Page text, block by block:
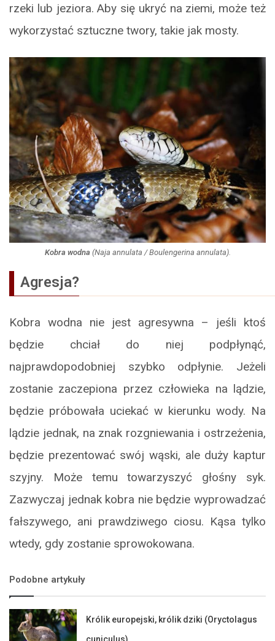
rzeki lub jeziora. Aby się ukryć na ziemi, może też
wykorzystać sztuczne twory, takie jak mosty.
Kobra wodna (Naja annulata /Boulengerina annulata).
Agresja?
Kobra wodna nie jest agresywna – jeśli ktoś
będzie chciał do niej podpłynąć,
najprawdopodobniej szybko odpłynie. Jeżeli
zostanie zaczepiona przez człowieka na lądzie,
będzie próbowała uciekać w kierunku wody. Na
lądzie jednak, na znak rozgniewania i ostrzeżenia,
będzie prezentować swój wąski, ale duży kaptur
szyjny. Może temu towarzyszyć głośny syk.
Zazwyczaj jednak kobra nie będzie wyprowadzać
fałszywego, ani prawdziwego ciosu. Kąsa tylko
wtedy, gdy zostanie sprowokowana.
Podobne artykuły
Królik europejski, królik dziki (Oryctolagus